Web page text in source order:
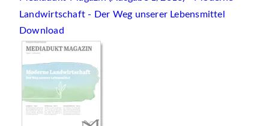
Landwirtschaft - Der Weg unserer Lebensmittel
Download